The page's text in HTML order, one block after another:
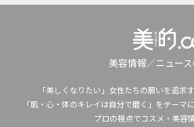
美容情報／ニュー
「美しくなりたい」女性たちの願いを追求
「肌・心・体のキレイは自分で磨く」をテー
プロの視点でコスメ・美容